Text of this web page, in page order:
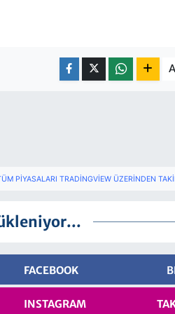
A
PIYASALARI TRADINGVIEW ÜZERINDEN
FACEBOOK
INSTAGRAM